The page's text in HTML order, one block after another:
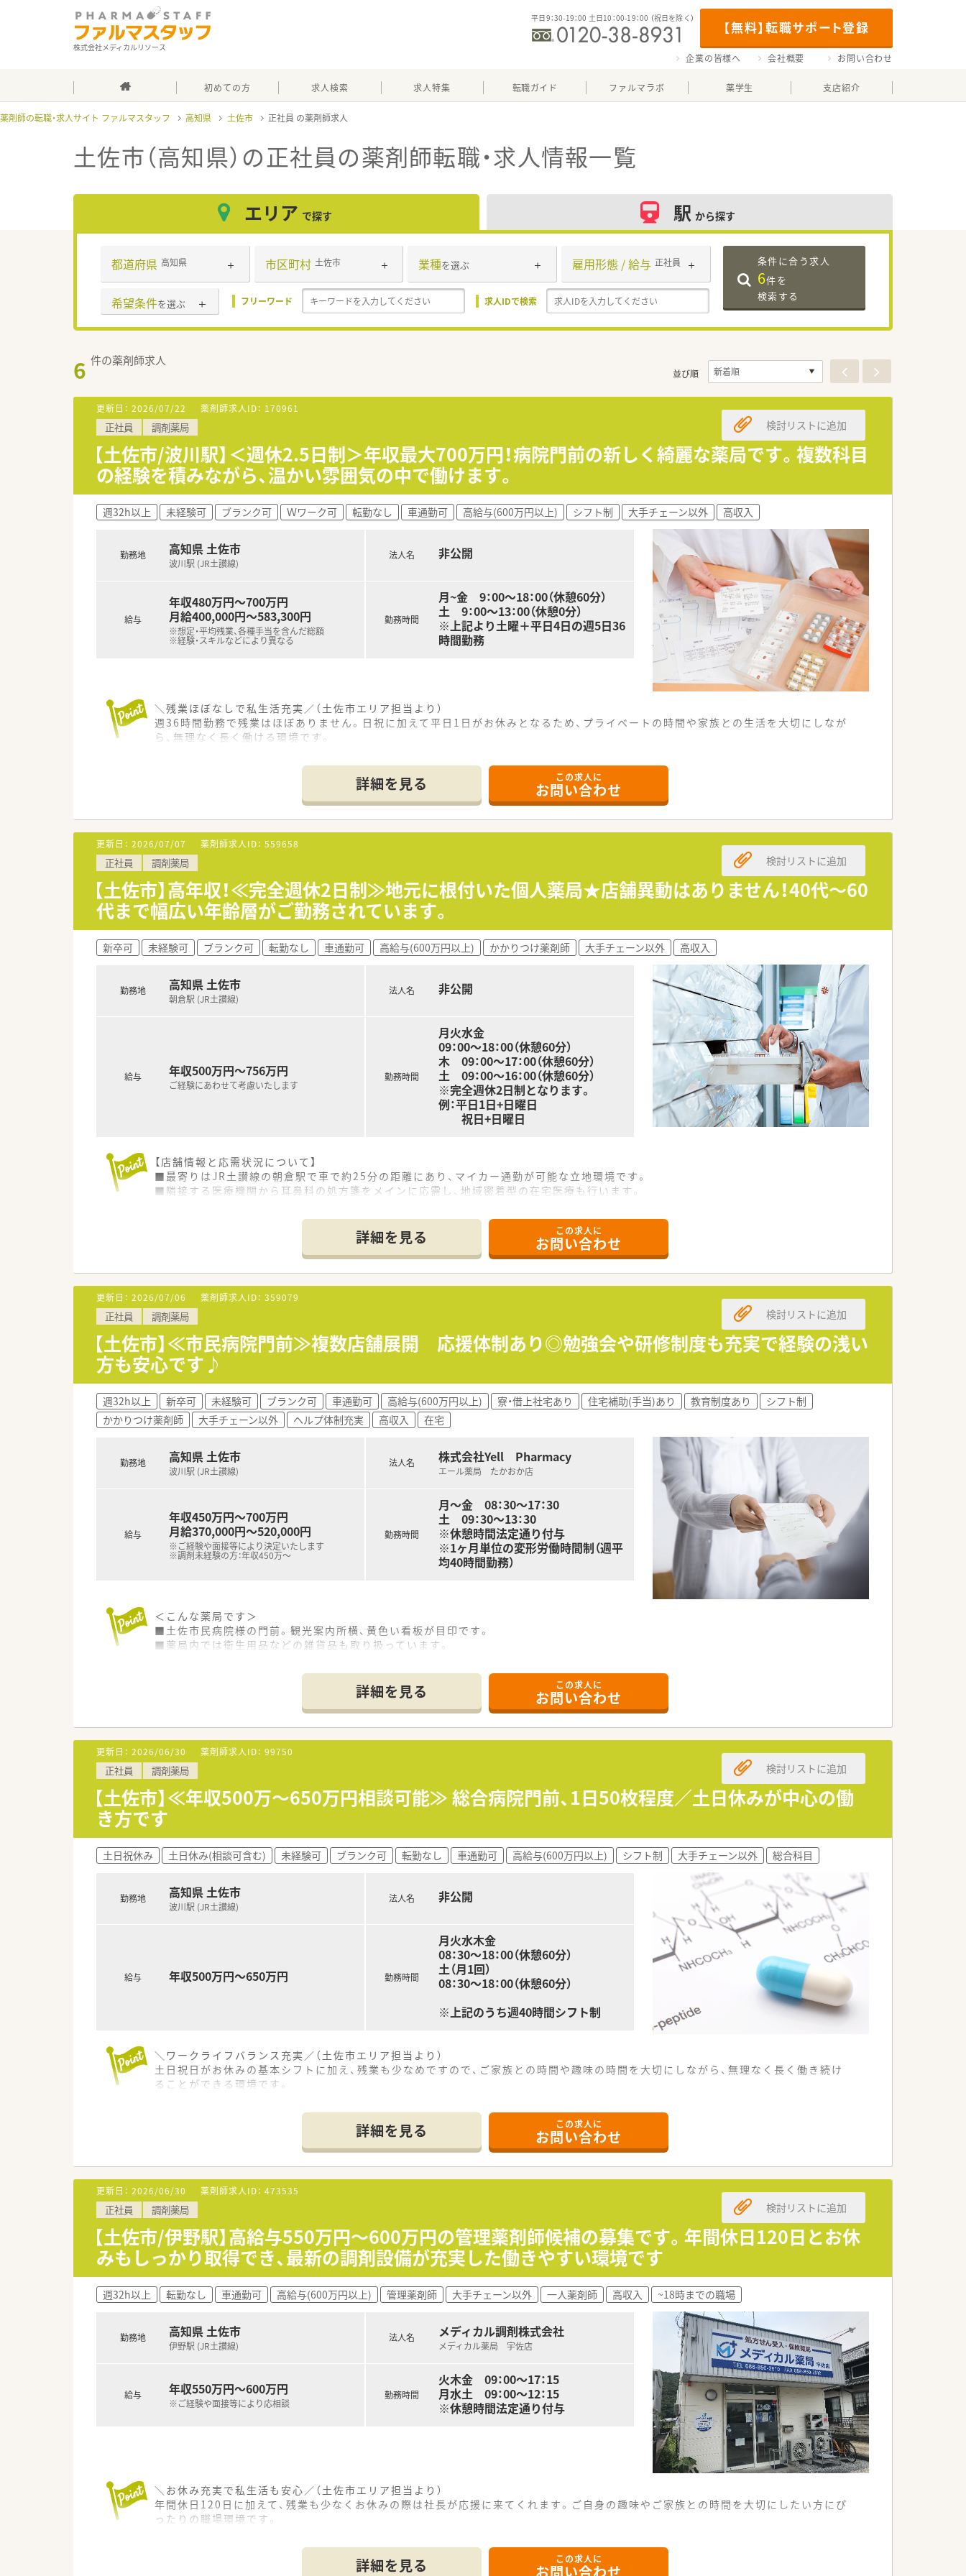
株式会社メディカルリソース
【無料】転職サポート登録
平日9：30-19：00 土日10：00-19：00 （祝日を除く）
企業の皆様へ 会社概要 お問い合わせ
初めての方 求人検索 求人特集 転職ガイド ファルマラボ 薬学生 支店紹介
薬剤師の転職・求人サイト ファルマスタッフ 高知県 土佐市 正社員
土佐市（高知県）の正社員の薬剤師転職・求人情報一覧
エリア で探す 駅 から探す
都道府県 高知県 市区町村 土佐市 業種を選ぶ 雇用形態 / 給与 正社員
希望条件を選ぶ フリーワード 求人IDで検索
条件に合う求人
6件を
検索する
6 件の薬剤師求人
並び順
更新日： 2026/07/22 薬剤師求人ID： 170961
正社員 調剤薬局
【土佐市/波川駅】＜週休2.5日制＞年収最大700万円！病院門前の新しく綺麗な薬局です。複数科目
の経験を積みながら、温かい雰囲気の中で働けます。
検討リストに追加
週32h以上 未経験可 ブランク可 Ｗワーク可 転勤なし 車通勤可 高給与(600万円以上) シフト制 大手チェーン以外 高収入
勤務地 高知県 土佐市
波川駅 (JR土讃線)
給与
年収480万円～700万円
月給400,000円～583,300円
※想定・平均残業、各種手当を含んだ総額
※経験・スキルなどにより異なる
法人名 非公開
勤務時間
月~金 9：00～18：00（休憩60分）
土 9：00～13：00（休憩0分）
※上記より土曜＋平日4日の週5日36
時間勤務
＼残業ほぼなしで私生活充実／（土佐市エリア担当より）
週36時間勤務で残業はほぼありません。日祝に加えて平日1日がお休みとなるため、プライベートの時間や家族との生活を大切にしなが
ら、無理なく長く働ける環境です。
【店舗情報と応需状況について】
■最寄り駅はJR土讃線の波川駅で、駅から車で12分の閑静なエリアに位置しており、マイカーでの通勤が非常に便利です。
■内科や眼科を中心に幅広い科目を1日平均60枚応需しているほか、施設や個人の在宅業務にも丁寧に対応しています。
■職場には常勤薬剤師が2名とパートが2から3名在籍しており、常時2から3名の体制で業務に臨んでいます。
【募集背景と求める人物像について】
■今回は体制の維持とさらなる充実を目指した欠員補充および定期採用として、新たな正社員の募集を開始しました。
■年齢は50代までの方を広く受け入れており、未経験やブランクがある方であっても人柄を重視して採用します。
■周囲のスタッフと協力しながら、患者様に対して明るく温かいコミュニケーションを取れる方を求めています。
【法人特徴について】
■高知県土佐市において地域に密着した調剤薬局を1店舗展開しており、地元の健康を支える存在となっています。
■代表を務めるご夫婦がともに30代後半から40代前半の薬剤師であり、現在も現場の第一線で活躍しています。
■今後はさらに高知県内での新規出店も視野に入れており、将来的な事業拡大に向けて成長を続けている企業です。
詳細を見る この求人に
お問い合わせ
更新日： 2026/07/07 薬剤師求人ID： 559658
正社員 調剤薬局
【土佐市】高年収！≪完全週休2日制≫地元に根付いた個人薬局★店舗異動はありません！40代～60
代まで幅広い年齢層がご勤務されています。
検討リストに追加
新卒可 未経験可 ブランク可 転勤なし 車通勤可 高給与(600万円以上) かかりつけ薬剤師 大手チェーン以外 高収入
勤務地 高知県 土佐市
朝倉駅 (JR土讃線)
給与 年収500万円～756万円
ご経験にあわせて考慮いたします
法人名 非公開
勤務時間
月火水金
09：00～18：00（休憩60分）
木 09：00～17：00（休憩60分）
土 09：00～16：00（休憩60分）
※完全週休2日制となります。
例：平日1日+日曜日
祝日+日曜日
【店舗情報と応需状況について】
■最寄りはJR土讃線の朝倉駅で車で約25分の距離にあり、マイカー通勤が可能な立地環境です。
■隣接する医療機関から耳鼻科の処方箋をメインに応需し、地域密着型の在宅医療も行います。
■平日は18時までの開局で木曜は17時、土曜は16時までと、プライベートの時間も確保できます。
■完全週休2日制を採用しており、日曜と祝日に加えて他1日の休みが取れるゆとりある環境です。
■残業時間が少なくなるよう人員体制を整えており、ワークライフバランスを重視したい方に最適です。
【想定される業務内容】
■耳鼻科の処方箋調剤や服薬指導を中心に、患者様一人ひとりに合わせた丁寧な対応を行います。
■居宅や施設への在宅訪問業務にも携わり、医師やケアマネジャーと連携して地域医療を支えます。
■一包化監査システムを活用しながら、正確かつ効率的な調剤業務と安全な医薬品提供に努めます。
【法人特徴について】
■高知県土佐市に根差し、地域住民の健康を支えるために丁寧な対応を大切にしている薬局です。
■異業種から参入した歴史を持ち、地域の特性を活かした温かみのある薬局運営を行っています。
■監査システムの導入やICT活用など、業務効率化と安全性向上に積極的に取り組んでいます。
詳細を見る この求人に
お問い合わせ
更新日： 2026/07/06 薬剤師求人ID： 359079
正社員 調剤薬局
【土佐市】≪市民病院門前≫複数店舗展開 応援体制あり◎勉強会や研修制度も充実で経験の浅い
方も安心です♪
検討リストに追加
週32h以上 新卒可 未経験可 ブランク可 車通勤可 高給与(600万円以上) 寮・借上社宅あり 住宅補助(手当)あり 教育制度あり
シフト制
かかりつけ薬剤師
大手チェーン以外 ヘルプ体制充実 高収入 在宅
勤務地 高知県 土佐市
波川駅 (JR土讃線)
給与
年収450万円～700万円
月給370,000円～520,000円
※ご経験や面接等により決定いたします
※調剤未経験の方：年収450万～
法人名 株式会社Yell Pharmacy
エール薬局 たかおか店
勤務時間
月～金 08：30～17：30
土 09：30～13：30
※休憩時間法定通り付与
※1ヶ月単位の変形労働時間制（週平
均40時間勤務）
＜こんな薬局です＞
■土佐市民病院様の門前。観光案内所横、黄色い看板が目印です。
■薬局内では衛生用品などの雑貨品も取り扱っています。
■調剤・投薬・監査等、外来処方箋の対応全般をお願いいたします。
■消化器内科、循環器内科、呼吸器内科、神経内科、外科、眼科、耳鼻咽喉科、整形外科、脳神経外科、泌尿器科、婦人科、小児科、精神科、皮
膚科など、様々な領域の処方箋を受けています。
■処方箋枚数は1日あたり平均70枚です。
■投薬口は2箇所、立ち投薬です。
■在宅業務も患者様のご要望に応じて対応されています。
ご経験や入社後の状況に応じてご担当頂く可能性もございます。
＜研修制度＞
■ご入職後は店舗での実務を通じて一連の流れを習得頂きます。
ベテランの社員さんもおられますので安心です。
■認定薬剤師取得サポートとしてe-ラーニングの利用が可能です。
■1年に3回（3月、7月、11月）グループ内の薬剤師・看護師・ケアマネージャー・看護師・事務職全ての職員を集めての勉強会を開かれてい
ます。薬の知識だけでなく、安全管理の取り組みや外部の専門家による接遇研修等も行われています。
■保険薬局での勤務未経験の方に対しても、電子薬歴の使用方法や調剤報酬の算定方法等の教育カリキュラムをご準備されています。
■希望制となりますが、職員研修の一環として医療機関のご協力のもと、4～6カ月の病院研修も行われています。
■高知県内を中心にグループ全体で32店舗展開中です。今後も県内・県外にて店舗を増やしていく方針です。
■総合病院門前、クリニック門前など様々な形態の店舗を展開されており、ご経験に応じて配属店舗や在宅専任薬剤師としての業務など
■在宅件数はグループ全体で700件以上ございます。在宅専任薬剤師も複数名いらっしゃいます。
■1年に1回以上学会に参加されており、学会発表チームを立ち上げ、日々の業務で感じたことや、患者さまからの要望などを議論して発
■業務短縮の為、全店舗にて最新機器（電子薬歴・分包機（円盤）・一部店舗に二次元バーコードやクリーンベンチ、ピッキング鑑査機
等）を導入されています。
■複数店舗展開されているチェーン薬局を希望されている方
■研修制度が充実している企業をご希望の方
■外来対応だけでなく、在宅業務など幅広く経験していきたい方
詳細を見る この求人に
お問い合わせ
更新日： 2026/06/30 薬剤師求人ID： 99750
正社員 調剤薬局
【土佐市】≪年収500万～650万円相談可能≫ 総合病院門前、1日50枚程度／土日休みが中心の働
き方です
検討リストに追加
土日祝休み 土日休み(相談可含む) 未経験可 ブランク可 転勤なし 車通勤可 高給与(600万円以上) シフト制 大手チェーン以外 総合科目
勤務地 高知県 土佐市
波川駅 (JR土讃線)
給与 年収500万円～650万円
法人名 非公開
勤務時間
月火水木金
08：30～18：00（休憩60分）
土（月1回）
08：30～18：00（休憩60分）
※上記のうち週40時間シフト制
＼ワークライフバランス充実／（土佐市エリア担当より）
土日祝日がお休みの基本シフトに加え、残業も少なめですので、ご家族との時間や趣味の時間を大切にしながら、無理なく長く働き続け
ることができる環境です。
■最寄り駅である波川駅から車で12分ほどの場所に位置しており、マイカー通勤が可能で通いやすい店舗です。
■近隣にある総合病院からの処方箋をメインに受け付けており、1日あたりおよそ50枚の処方箋を応需しています。
■薬剤師が常時3名から4名体制で勤務しておりますので、一人当たりの負担が少なく落ち着いて業務に取り組めます。
【法人特徴について】
■地域に根ざした医療提供を目指しており、患者様一人ひとりに寄り添った丁寧な服薬指導を心掛けている企業です。
■従業員が働きやすい環境作りを推進しており、福利厚生の充実や柔軟な働き方の実現に積極的に取り組んでいます。
■教育研修制度の充実にも力を入れており、薬剤師としての継続的なスキルアップを会社全体で支援する体制です。
【こんな取り組みをしています】
■過度な残業が発生しないようにシフトの調整や人員配置を工夫しており、労働環境の継続的な改善に努めています。
■業務の効率化を図るために最新の調剤機器やシステムの導入を検討し、スタッフの負担軽減に向けた取り組みを実施中です。
■地域住民の方々の健康相談に積極的に乗ることで、地域の健康拠点として信頼される薬局作りを日々目指しています。
詳細を見る この求人に
お問い合わせ
更新日： 2026/06/30 薬剤師求人ID： 473535
正社員 調剤薬局
【土佐市/伊野駅】高給与550万円〜600万円の管理薬剤師候補の募集です。年間休日120日とお休
みもしっかり取得でき、最新の調剤設備が充実した働きやすい環境です
検討リストに追加
週32h以上 転勤なし 車通勤可 高給与(600万円以上) 管理薬剤師 大手チェーン以外 一人薬剤師 高収入 ~18時までの職場
勤務地 高知県 土佐市
伊野駅 (JR土讃線)
給与 年収550万円～600万円
※ご経験や面接等により応相談
法人名 メディカル調剤株式会社
メディカル薬局 宇佐店
勤務時間
火木金 09：00〜17：15
月水土 09：00〜12：15
※休憩時間法定通り付与
＼お休み充実で私生活も安心／（土佐市エリア担当より）
年間休日120日に加えて、残業も少なくお休みの際は社長が応援に来てくれます。ご自身の趣味やご家族との時間を大切にしたい方にぴ
ったりの職場環境です。
【店舗情報と応需状況について】
■近隣の内科医院からの処方箋をメインに、1日平均30枚程度を応需している地域密着型の店舗です。
詳細を見る この求人に
お問い合わせ